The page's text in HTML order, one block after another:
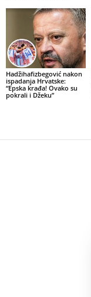
Hadžihafizbegović nakon
ispadanja Hrvatske:
“Epska krađa! Ovako su
pokrali i Džeku”